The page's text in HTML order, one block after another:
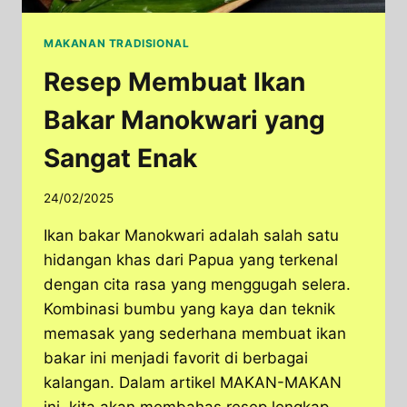
MAKANAN TRADISIONAL
Resep Membuat Ikan
Bakar Manokwari yang
Sangat Enak
24/02/2025
Ikan bakar Manokwari adalah salah satu
hidangan khas dari Papua yang terkenal
dengan cita rasa yang menggugah selera.
Kombinasi bumbu yang kaya dan teknik
memasak yang sederhana membuat ikan
bakar ini menjadi favorit di berbagai
kalangan. Dalam artikel MAKAN-MAKAN